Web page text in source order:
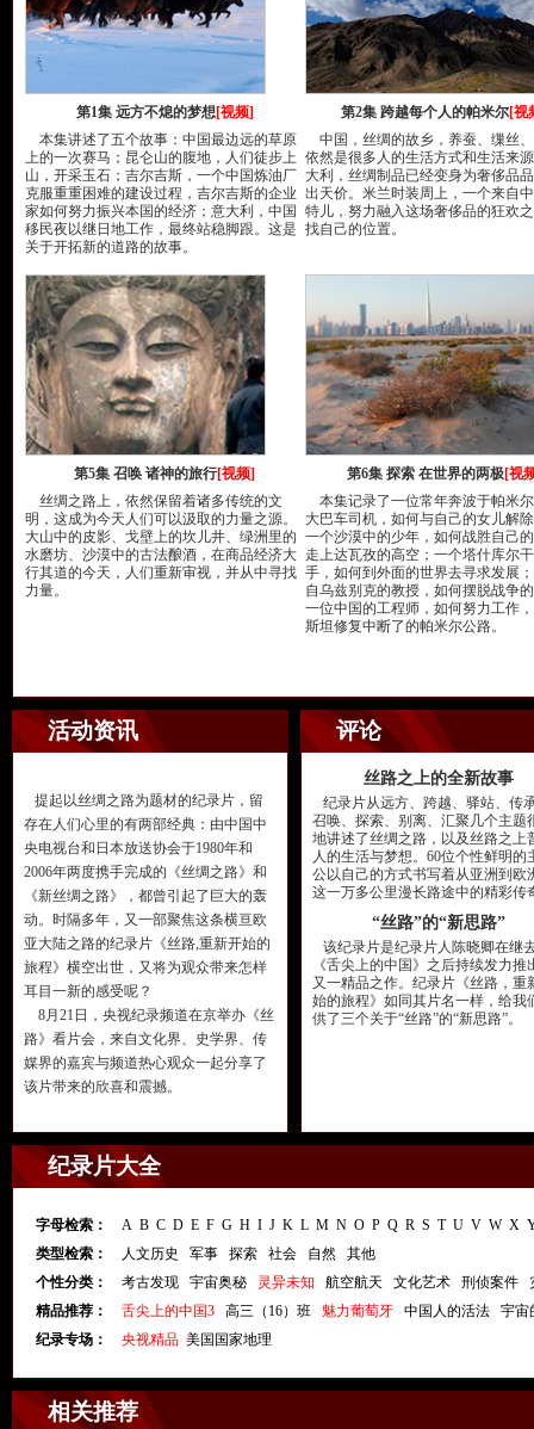
第1集 远方不熄的梦想[视频]
本集讲述了五个故事：中国最边远的草原
上的一次赛马；昆仑山的腹地，人们徒步上
山，开采玉石；吉尔吉斯，一个中国炼油厂
克服重重困难的建设过程，吉尔吉斯的企业
家如何努力振兴本国的经济；意大利，中国
移民夜以继日地工作，最终站稳脚跟。这是
关于开拓新的道路的故事。
第2集 跨越每个人的帕米尔[视
中国，丝绸的故乡，养蚕、缫丝
依然是很多人的生活方式和生活来
大利，丝绸制品已经变身为奢侈品
出天价。米兰时装周上，一个来自
特儿，努力融入这场奢侈品的狂欢
找自己的位置。
第5集 召唤 诸神的旅行[视频]
丝绸之路上，依然保留着诸多传统的文
明，这成为今天人们可以汲取的力量之源。
大山中的皮影、戈壁上的坎儿井、绿洲里的
水磨坊、沙漠中的古法酿酒，在商品经济大
行其道的今天，人们重新审视，并从中寻找
力量。
第6集 探索 在世界的两极[视
本集记录了一位常年奔波于帕米
大巴车司机，如何与自己的女儿解
一个沙漠中的少年，如何战胜自己
走上达瓦孜的高空；一个塔什库尔
手，如何到外面的世界去寻求发展
自乌兹别克的教授，如何摆脱战争
一位中国的工程师，如何努力工作
斯坦修复中断了的帕米尔公路。
活动资讯
提起以丝绸之路为题材的纪录片，留
存在人们心里的有两部经典：由中国中
央电视台和日本放送协会于1980年和
2006年两度携手完成的《丝绸之路》和
《新丝绸之路》，都曾引起了巨大的轰
动。时隔多年，又一部聚焦这条横亘欧
亚大陆之路的纪录片《丝路,重新开始的
旅程》横空出世，又将为观众带来怎样
耳目一新的感受呢？
8月21日，央视纪录频道在京举办《丝
路》看片会，来自文化界、史学界、传
媒界的嘉宾与频道热心观众一起分享了
该片带来的欣喜和震撼。
评论
丝路之上的全新故事
纪录片从远方、跨越、驿站、传
召唤、探索、别离、汇聚几个主题
地讲述了丝绸之路，以及丝路之上
人的生活与梦想。60位个性鲜明的
公以自己的方式书写着从亚洲到欧
这一万多公里漫长路途中的精彩传
“丝路”的“新思路”
该纪录片是纪录片人陈晓卿在继
《舌尖上的中国》之后持续发力推
又一精品之作。纪录片《丝路，重
始的旅程》如同其片名一样，给我
供了三个关于“丝路”的“新思路”。
纪录片大全
字母检索： A B C D E F G H I J K L M N O P Q R S T U V W X
类型检索：
人文历史 军事 探索 社会 自然
其他
个性分类：
考古发现 宇宙奥秘 灵异未知 航空航天 文化艺术 刑侦案件
精品推荐：
舌尖上的中国3 高三（16）班 魅力葡萄牙 中国人的活法
宇宙
纪录专场：
央视精品 美国国家地理
相关推荐